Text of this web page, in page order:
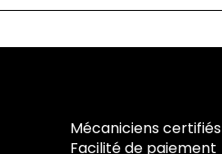
Mécaniciens certifiés
Facilité de paiement